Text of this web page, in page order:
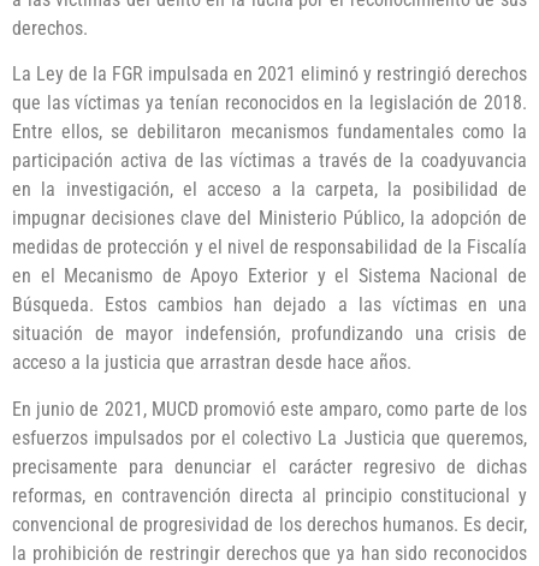
derechos.
La Ley de la FGR impulsada en 2021 eliminó y restringió derechos
que las víctimas ya tenían reconocidos en la legislación de 2018.
Entre ellos, se debilitaron mecanismos fundamentales como la
participación activa de las víctimas a través de la coadyuvancia
en la investigación, el acceso a la carpeta, la posibilidad de
impugnar decisiones clave del Ministerio Público, la adopción de
medidas de protección y el nivel de responsabilidad de la Fiscalía
en el Mecanismo de Apoyo Exterior y el Sistema Nacional de
Búsqueda. Estos cambios han dejado a las víctimas en una
situación de mayor indefensión, profundizando una crisis de
acceso a la justicia que arrastran desde hace años.
En junio de 2021, MUCD promovió este amparo, como parte de los
esfuerzos impulsados por el colectivo La Justicia que queremos,
precisamente para denunciar el carácter regresivo de dichas
reformas, en contravención directa al principio constitucional y
convencional de progresividad de los derechos humanos. Es decir,
la prohibición de restringir derechos que ya han sido reconocidos